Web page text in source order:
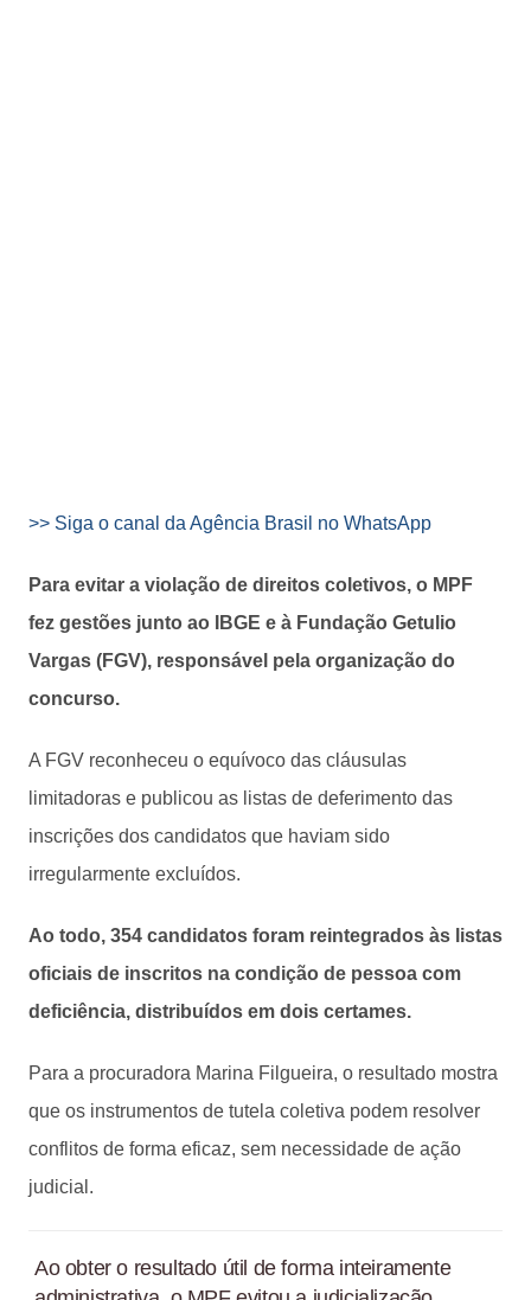
>> Siga o canal da Agência Brasil no WhatsApp
Para evitar a violação de direitos coletivos, o MPF
fez gestões junto ao IBGE e à Fundação Getulio
Vargas (FGV), responsável pela organização do
concurso.
A FGV reconheceu o equívoco das cláusulas
limitadoras e publicou as listas de deferimento das
inscrições dos candidatos que haviam sido
irregularmente excluídos.
Ao todo, 354 candidatos foram reintegrados às listas
oficiais de inscritos na condição de pessoa com
deficiência, distribuídos em dois certames.
Para a procuradora Marina Filgueira, o resultado mostra
que os instrumentos de tutela coletiva podem resolver
conflitos de forma eficaz, sem necessidade de ação
judicial.
Ao obter o resultado útil de forma inteiramente